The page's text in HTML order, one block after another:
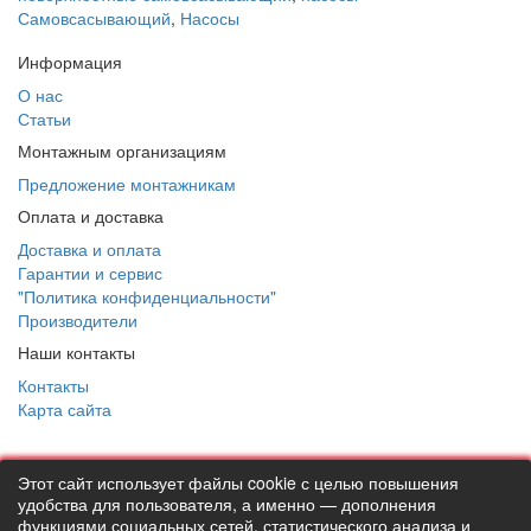
Самовсасывающий, Насосы
Информация
О нас
Статьи
Монтажным организациям
Предложение монтажникам
Оплата и доставка
Доставка и оплата
Гарантии и сервис
"Политика конфиденциальности"
Производители
Наши контакты
Контакты
Карта сайта
ВНИМАНИЕ ! Совершая любые действия на сайте
thermostock.ru вы соглашаетесь с"Политикой
Этот сайт использует файлы cookie с целью повышения
удобства для пользователя, а именно — дополнения
функциями социальных сетей, статистического анализа и